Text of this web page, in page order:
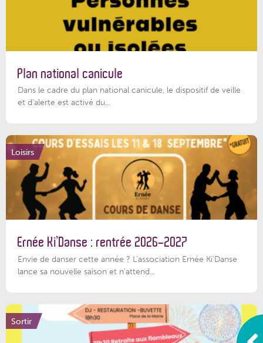
Plan national canicule
Dans le cadre du plan national canicule, le dispositif de veille
et d’alerte est activé du...
Loisirs
Ernée Ki’Danse : rentrée 2026-2027
Envie de danser cette année ? L'association Ernée Ki'Danse
lance sa nouvelle saison et n'attend...
Sortir